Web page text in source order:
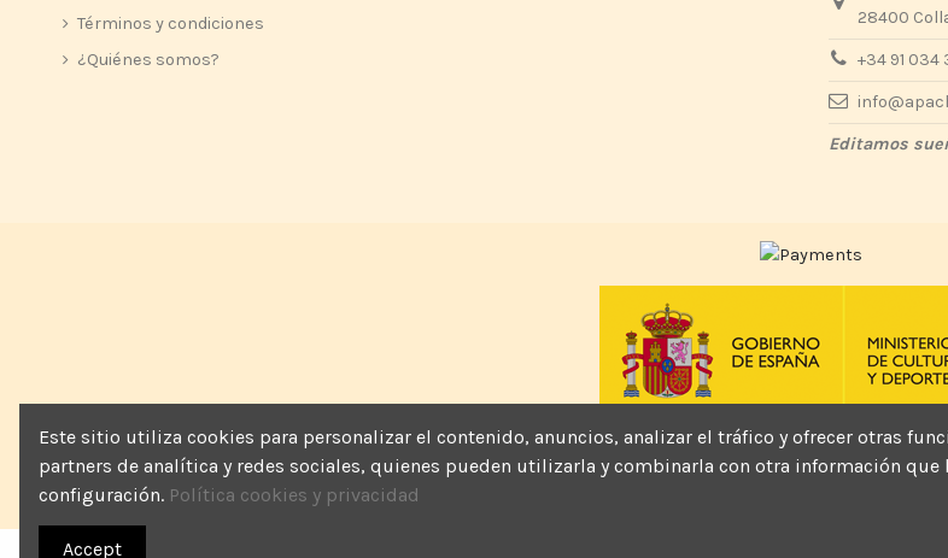
Términos y condiciones
¿Quiénes somos?
28400
+34 91 034
Editamos
Actividad subvencionada por el Ministerio de
Este sitio utiliza cookies para personalizar el contenido, anuncios, analizar el tráfico y ofrecer otras
partners de analítica y redes sociales, quienes pueden utilizarla y combinarla con otra información
configuración. Política cookies y privacidad
Accept